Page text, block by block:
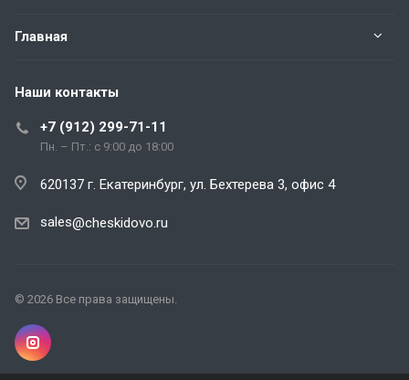
Главная
Наши контакты
+7 (912) 299-71-11
Пн. – Пт.: с 9:00 до 18:00
620137 г. Екатеринбург, ул. Бехтерева 3, офис 4
sales@cheskidovo.ru
© 2026 Все права защищены.